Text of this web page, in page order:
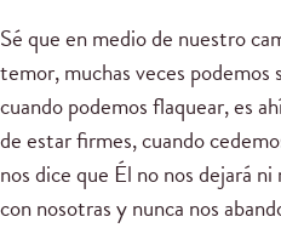
Sé que en medio de nuestro
temor, muchas veces podemos
cuando podemos flaquear, es
de estar firmes, cuando
nos dice que Él no nos dejará
con nosotras y nunca nos